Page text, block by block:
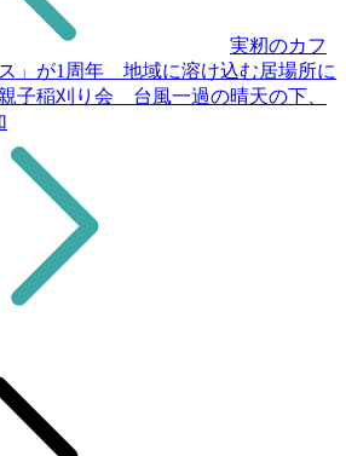
実籾のカフ
」が1周年 地域に溶け込む居場所に
子稲刈り会 台風一過の晴天の下、